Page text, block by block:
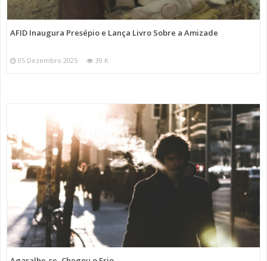
AFID Inaugura Presépio e Lança Livro Sobre a Amizade
05 Dezembro 2025 39 K